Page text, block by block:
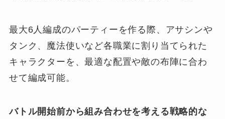
最大6人編成のパーティーを作る際、アサシンや
タンク、魔法使いなど各職業に割り当てられた
キャラクターを、最適な配置や敵の布陣に合わ
せて編成可能。
バトル開始前から組み合わせを考える戦略的な